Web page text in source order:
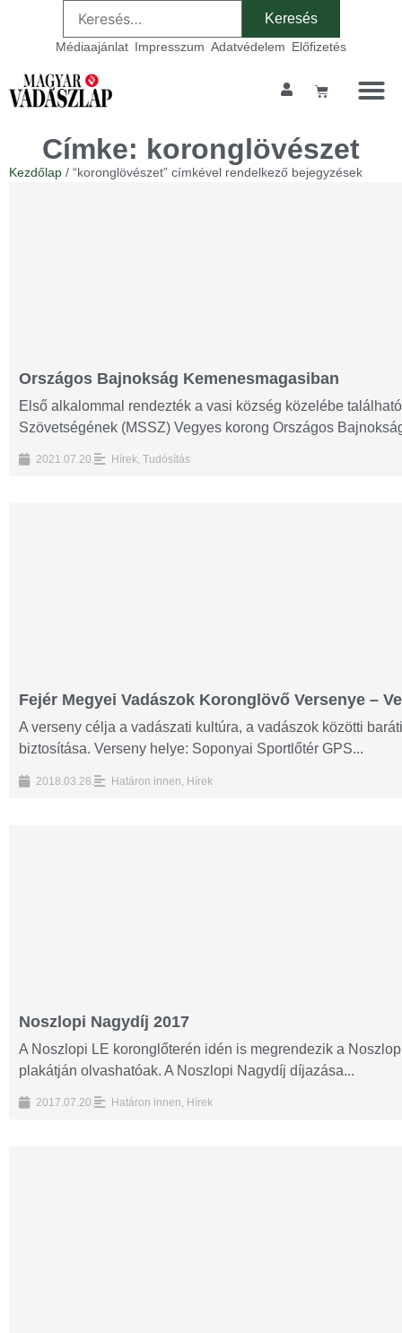
Médiaajánlat Impresszum Adatvédelem Előfizetés
Címke: koronglövészet
Kezdőlap / “koronglövészet” címkével rendelkező bejegyzések
Országos Bajnokság Kemenesmagasiban
Első alkalommal rendezték a vasi község közelébe
Szövetségének (MSSZ) Vegyes korong Országos
2021.07.20. Hírek, Tudósítás
Fejér Megyei Vadászok Koronglövő Versenye –
A verseny célja a vadászati kultúra, a vadászok közötti
biztosítása. Verseny helye: Soponyai Sportlőtér GPS...
2018.03.28. Határon innen Hírek
Noszlopi Nagydíj 2017
A Noszlopi LE koronglőterén idén is megrendezik a
plakátján olvashatóak. A Noszlopi Nagydíj díjazása...
2017.07.20. Határon innen, Hírek